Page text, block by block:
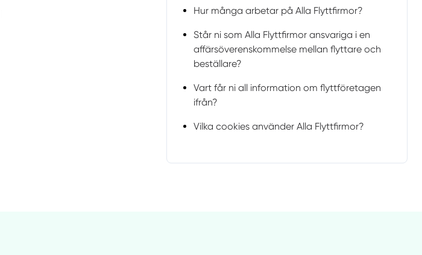
Hur många arbetar på Alla Flyttfirmor?
Står ni som Alla Flyttfirmor ansvariga i en
affärsöverenskommelse mellan flyttare och
beställare?
Vart får ni all information om flyttföretagen
ifrån?
Vilka cookies använder Alla Flyttfirmor?